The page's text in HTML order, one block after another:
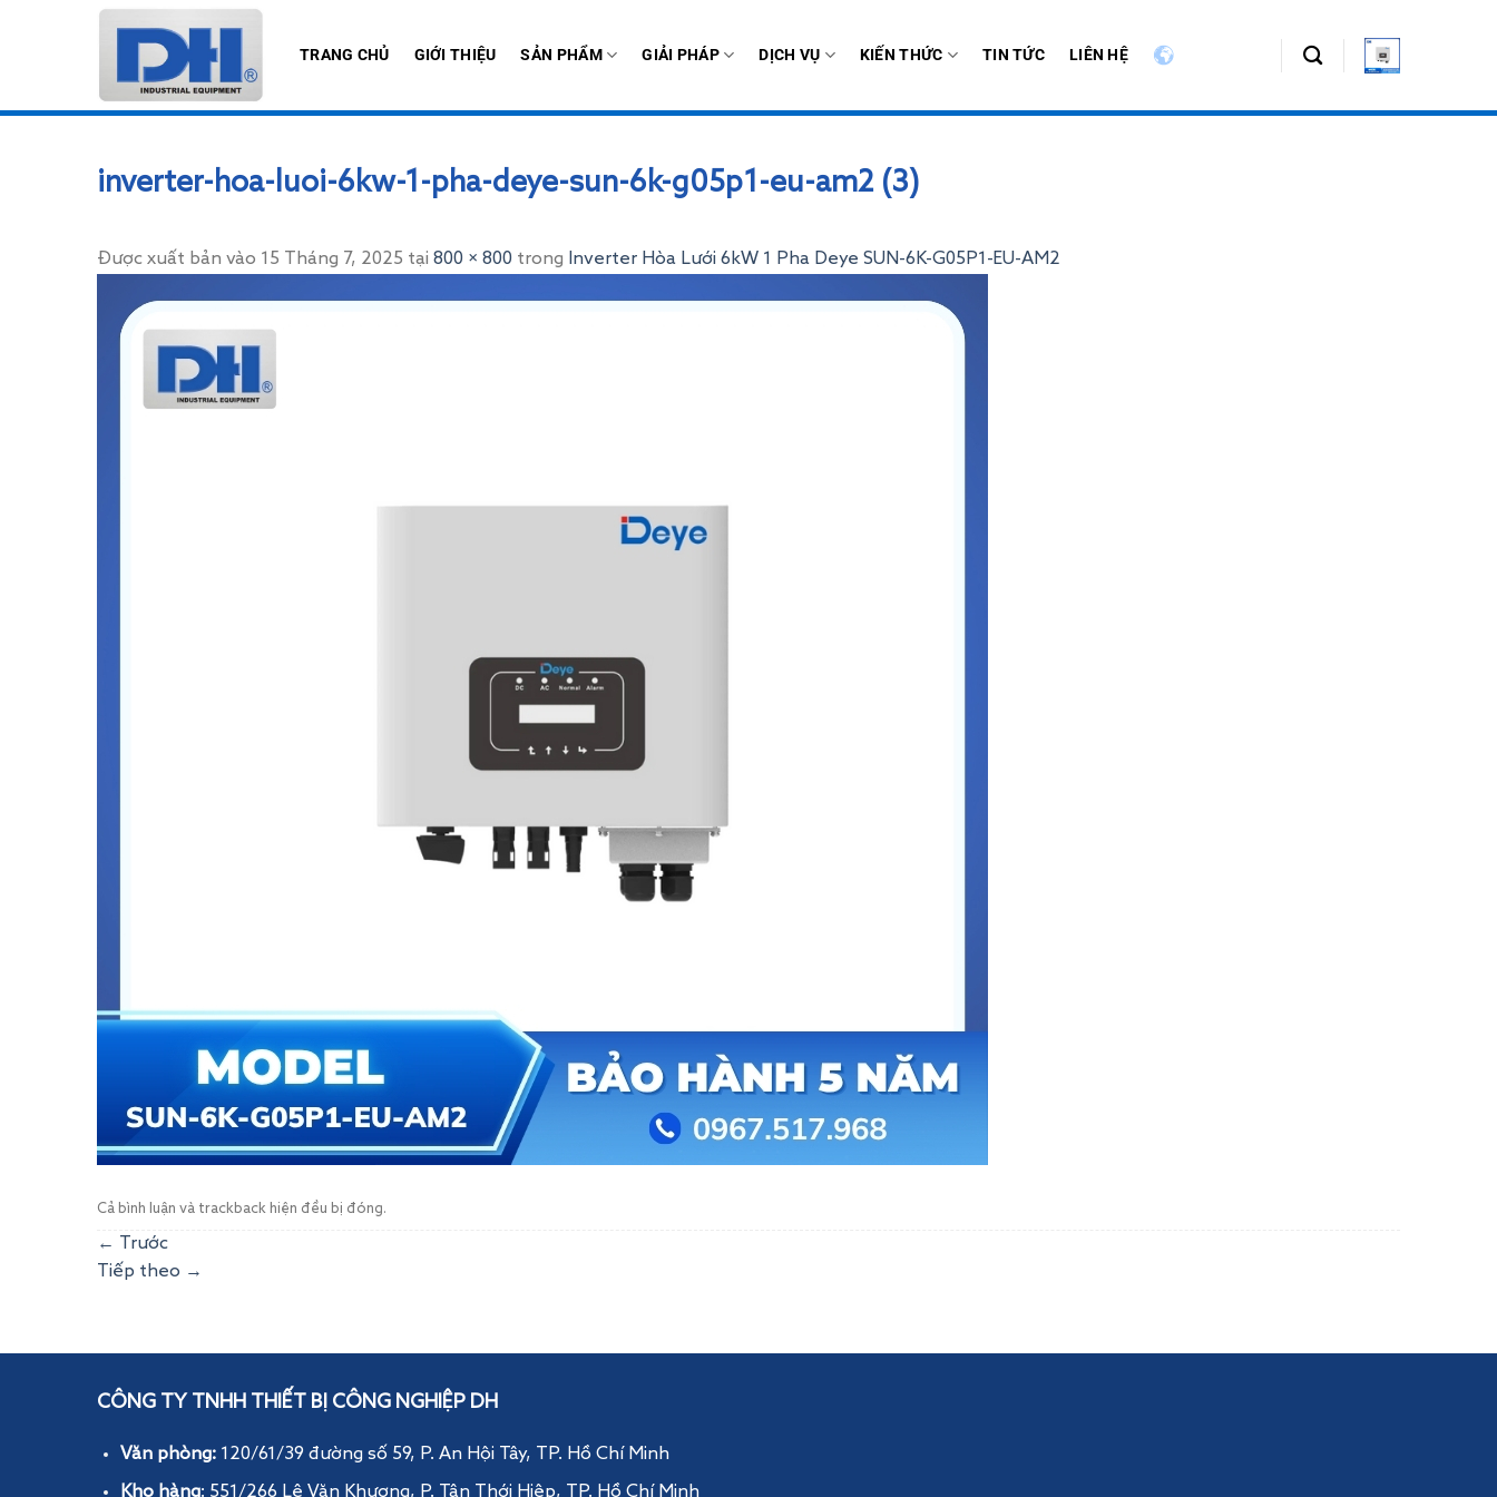
TRANG CHỦ GIỚI THIỆU SẢN PHẨM GIẢI PHÁP DỊCH VỤ KIẾN THỨC TIN TỨC LIÊN HỆ
inverter-hoa-luoi-6kw-1-pha-deye-sun-6k-g05p1-eu-am2 (3)
Được xuất bản vào 15 Tháng 7, 2025 tại 800 × 800 trong Inverter Hòa Lưới 6kW 1 Pha Deye SUN-6K-G05P1-EU-AM2
Cả bình luận và trackback hiện đều bị đóng.
←
Trước
Tiếp theo →
CÔNG TY TNHH THIẾT BỊ CÔNG NGHIỆP DH
Văn phòng: 120/61/39 đường số 59, P. An Hội Tây, TP. Hồ Chí Minh
Kho hàng: 551/266 Lê Văn Khương, P. Tân Thới Hiệp, TP. Hồ Chí Minh